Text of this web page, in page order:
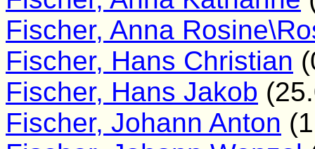
Fischer, Anna
Fischer, Hans Christian
Fischer, Hans Jakob
Fischer, Johann Anton